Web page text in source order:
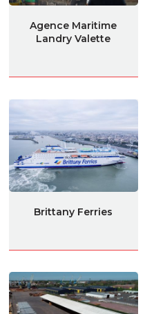
Agence Maritime
Landry Valette
Brittany Ferries